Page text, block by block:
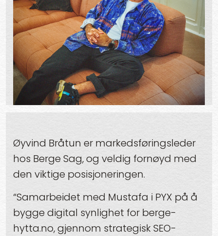
Øyvind Bråtun er markedsføringsleder
hos Berge Sag, og veldig fornøyd med
den viktige posisjoneringen.
“Samarbeidet med Mustafa i PYX på å
bygge digital synlighet for berge-
hytta.no, gjennom strategisk SEO-